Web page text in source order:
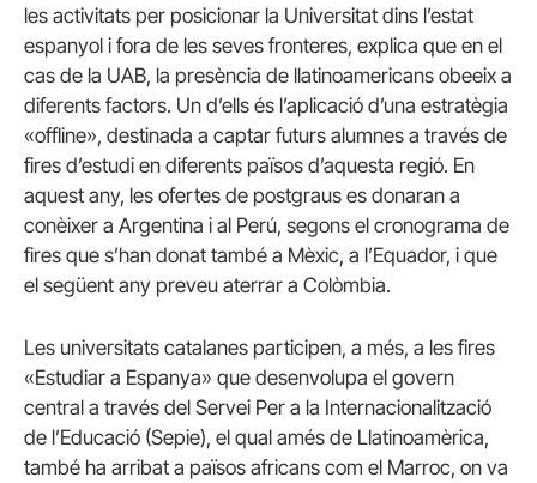
les activitats per posicionar la Universitat dins l’estat
espanyol i fora de les seves fronteres, explica que en el
cas de la UAB, la presència de llatinoamericans obeeix a
diferents factors. Un d’ells és l’aplicació d’una estratègia
«offline», destinada a captar futurs alumnes a través de
fires d’estudi en diferents països d’aquesta regió. En
aquest any, les ofertes de postgraus es donaran a
conèixer a Argentina i al Perú, segons el cronograma de
fires que s’han donat també a Mèxic, a l’Equador, i que
el següent any preveu aterrar a Colòmbia.
Les universitats catalanes participen, a més, a les fires
«Estudiar a Espanya» que desenvolupa el govern
central a través del Servei Per a la Internacionalització
de l’Educació (Sepie), el qual amés de Llatinoamèrica,
també ha arribat a països africans com el Marroc, on va